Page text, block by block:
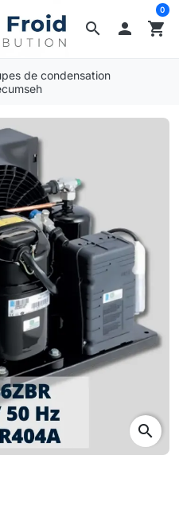
search  shopping_cart
0
de condensation
search